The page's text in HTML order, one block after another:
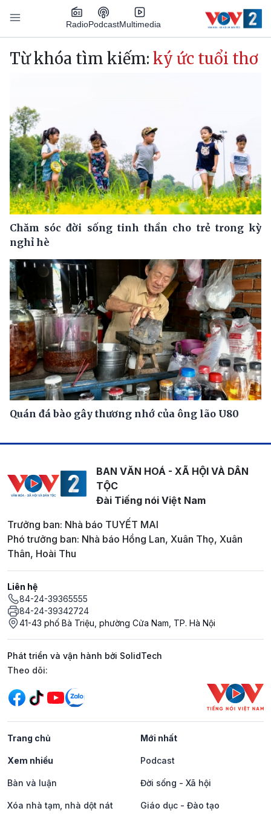
Nhảy đến nội dung
RadioPodcastMultimedia
Main navigation
Từ khóa tìm kiếm: ký ức tuổi thơ
Chăm sóc đời sống tinh thần cho trẻ trong kỳ
nghỉ hè
Quán đá bào gây thương nhớ của ông lão U80
BAN VĂN HOÁ - XÃ HỘI VÀ DÂN
TỘC
Đài Tiếng nói Việt Nam
Trưởng ban: Nhà báo TUYẾT MAI
Phó trưởng ban: Nhà báo Hồng Lan, Xuân Thọ, Xuân
Thân, Hoài Thu
Liên hệ
84-24-39365555
84-24-39342724
41-43 phố Bà Triệu, phường Cửa Nam, TP. Hà Nội
Phát triển và vận hành bởi SolidTech
Mạng xã hội
Theo dõi:
Trang chủ Mới nhất
Xem nhiều Podcast
Bàn và luận Đời sống - Xã hội
Xóa nhà tạm, nhà dột nát Giáo dục - Đào tạo